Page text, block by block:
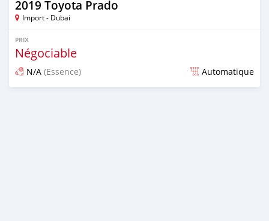
2019 Toyota Prado
Import - Dubai
PRIX
Négociable
N/A (Essence) Automatique